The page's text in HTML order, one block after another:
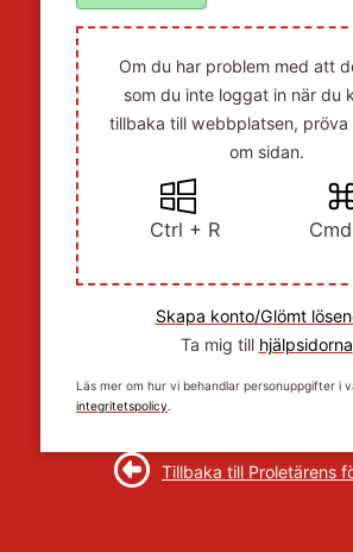
Om du har problem med att
som du inte loggat in när du
tillbaka till webbplatsen, pröva
om sidan.
Ctrl + R
Skapa konto/Glömt
Ta mig till hjälpsidorna
Läs mer om hur vi behandlar personuppgifter i
integritetspolicy.
Tillbaka till Proletärens